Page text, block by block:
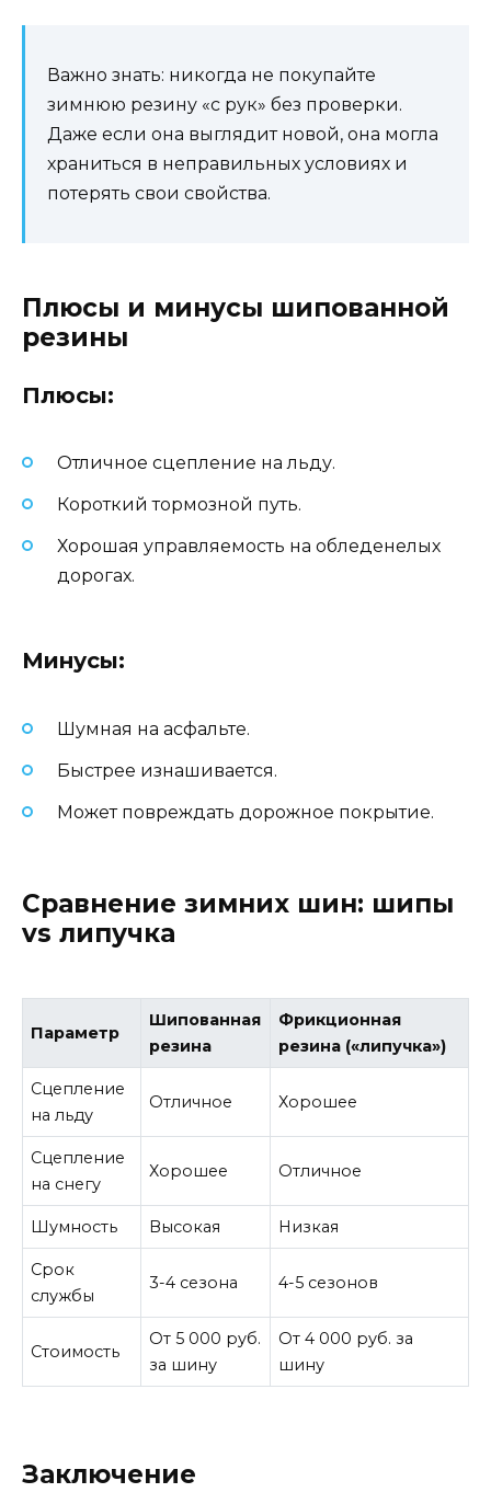
Важно знать: никогда не покупайте
зимнюю резину «с рук» без проверки.
Даже если она выглядит новой, она могла
храниться в неправильных условиях и
потерять свои свойства.
Плюсы и минусы шипованной
резины
Плюсы:
Отличное сцепление на льду.
Короткий тормозной путь.
Хорошая управляемость на обледенелых
дорогах.
Минусы:
Шумная на асфальте.
Быстрее изнашивается.
Может повреждать дорожное покрытие.
Сравнение зимних шин: шипы
vs липучка
Параметр
Шипованная
резина
Фрикционная
резина («липучка»)
Сцепление
на льду
Отличное Хорошее
Сцепление
на снегу
Хорошее Отличное
Шумность Высокая Низкая
Срок
службы
3-4 сезона 4-5 сезонов
Стоимость
От 5 000 руб.
за шину
От 4 000 руб. за
шину
Заключение